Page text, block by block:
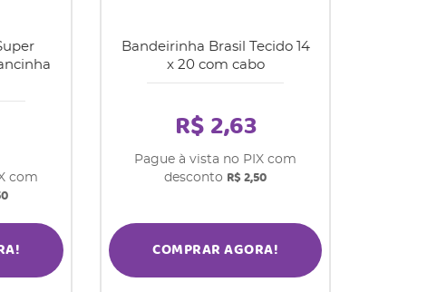
com
Bandeirinha Brasil Tecido 14
x 20 com cabo
R$ 2,63
Pague à vista no PIX com
desconto R$ 2,50
COMPRAR AGORA!